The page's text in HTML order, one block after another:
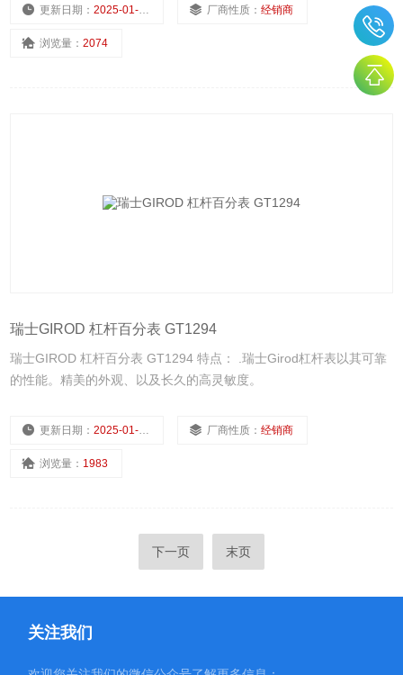
更新日期：2025-01-11 厂商性质：经销商
浏览量：2074
瑞士GIROD 杠杆百分表 GT1294
瑞士GIROD 杠杆百分表 GT1294 特点： .瑞士Girod杠杆表以其可靠
的性能。精美的外观、以及长久的高灵敏度。
更新日期：2025-01-11 厂商性质：经销商
浏览量： 1983
下一页 末页
关注我们